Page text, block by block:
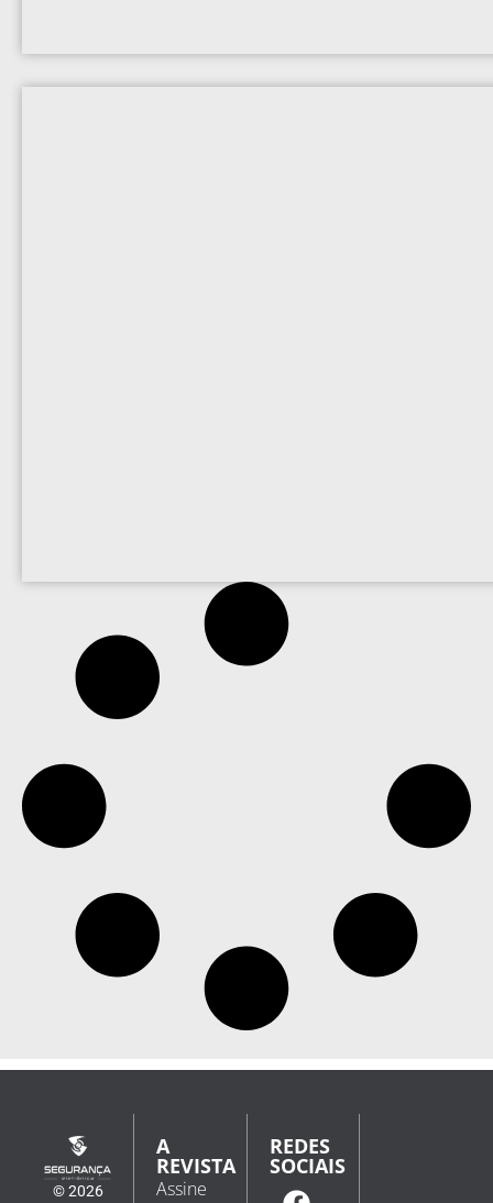
© 2026
A
REVISTA
Assine
REDES
SOCIAIS